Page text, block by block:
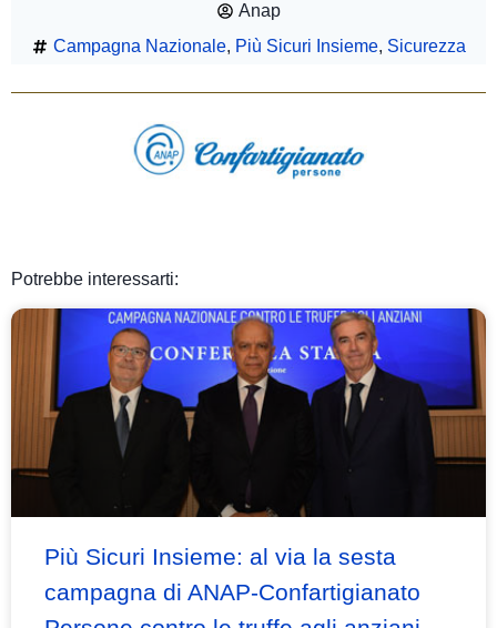
Anap
Campagna Nazionale, Più Sicuri Insieme, Sicurezza
Potrebbe interessarti:
Più Sicuri Insieme: al via la sesta
campagna di ANAP-Confartigianato